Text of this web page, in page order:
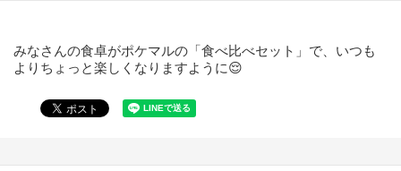
みなさんの食卓がポケマルの「食べ比べセット」で、いつも
よりちょっと楽しくなりますように😌